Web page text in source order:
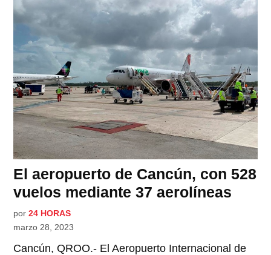
El aeropuerto de Cancún, con 528
vuelos mediante 37 aerolíneas
por 24 HORAS
marzo 28, 2023
Cancún, QROO.- El Aeropuerto Internacional de